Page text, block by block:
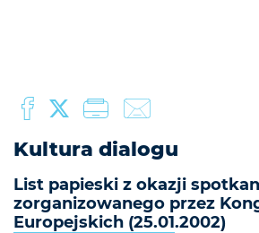
Kultura dialogu
List papieski z okazji
zorganizowanego przez
Europejskich (25.01.2002)